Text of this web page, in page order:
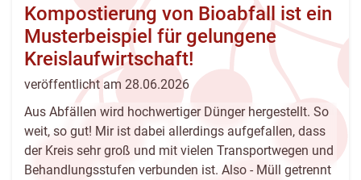
dann
nur
die
Inhalte
angezeigt.
Kompostierung von Bioabfall ist ein
Musterbeispiel für gelungene
Kreislaufwirtschaft!
veröffentlicht am 28.06.2026
Aus Abfällen wird hochwertiger Dünger hergestellt. So
weit, so gut! Mir ist dabei allerdings aufgefallen, dass
der Kreis sehr groß und mit vielen Transportwegen und
Behandlungsstufen verbunden ist. Also - Müll getrennt